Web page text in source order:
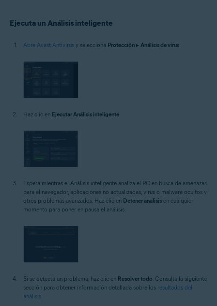
Ejecuta un Análisis inteligente
Abre Avast Antivirus y selecciona Protección ▸ Análisis de virus.
Haz clic en Ejecutar Análisis inteligente.
Espera mientras el Análisis inteligente analiza el PC en busca de amenazas
para el navegador, aplicaciones no actualizadas, virus o malware ocultos y
otros problemas avanzados. Haz clic en Detener análisis en cualquier
momento para poner en pausa el análisis.
Si se detecta un problema, haz clic en Resolver todo. Consulta la siguiente
sección para obtener información detallada sobre los resultados del
análisis.